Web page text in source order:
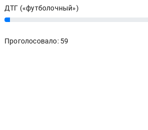
ДТГ («футболочный»)
3%
Проголосовало: 59